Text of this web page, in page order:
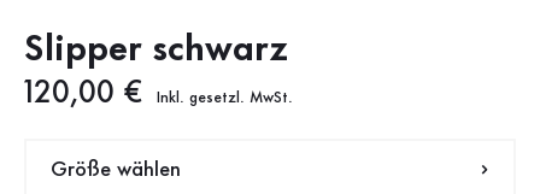
Slipper schwarz
Neuer Preis
120,00 € Inkl. gesetzl. MwSt.
Größe wählen